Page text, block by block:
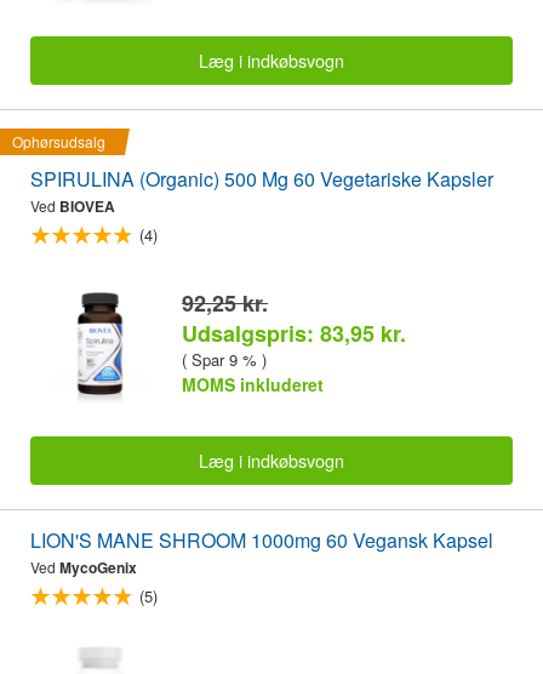
Læg i indkøbsvogn
Ophørsudsalg
SPIRULINA (Organic) 500 Mg 60 Vegetariske Kapsler
Ved BIOVEA
(4)
92,25 kr.
Udsalgspris: 83,95 kr.
( Spar 9 % )
MOMS inkluderet
Læg i indkøbsvogn
LION'S MANE SHROOM 1000mg 60 Vegansk Kapsel
Ved MycoGenix
(5)